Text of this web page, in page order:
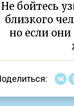
Не бойтесь
близкого
но если